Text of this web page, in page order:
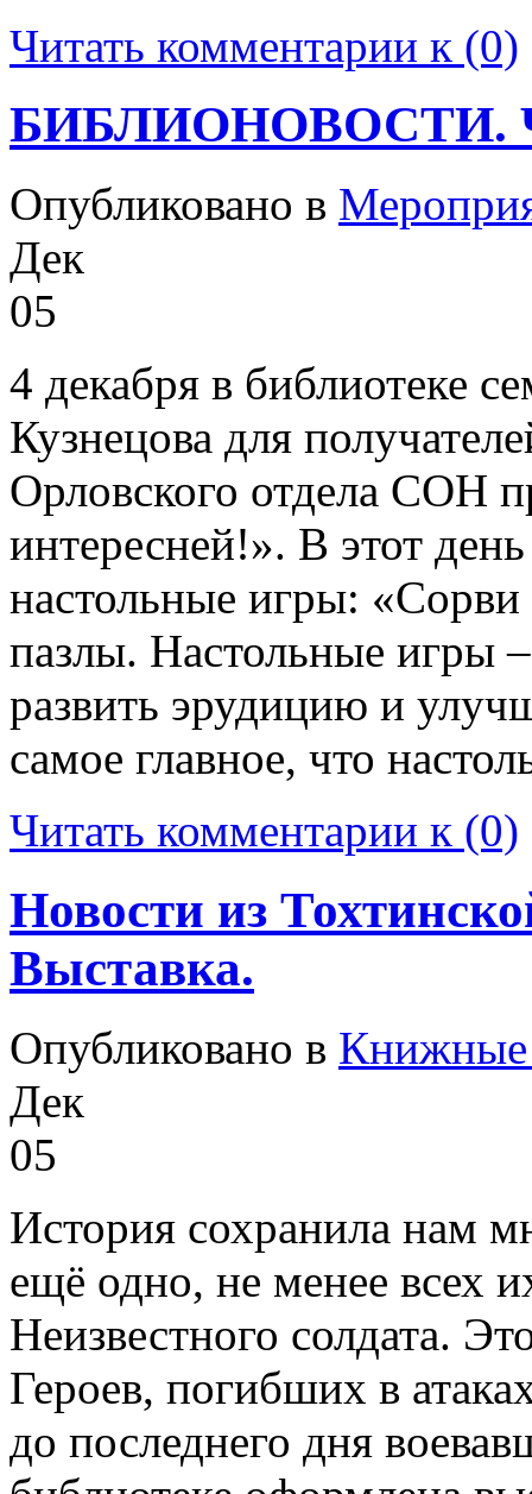
Читать комментарии к (0)
БИБЛИОНОВОСТИ.
Опубликовано в
Дек
05
4 декабря в библиотеке
Кузнецова для
Орловского отдела СОН
интересней!». В этот
настольные игры:
пазлы. Настольные игры
развить эрудицию и
самое главное, что
Читать комментарии к (0)
Новости из
Выставка.
Опубликовано в Книжные
Дек
05
История сохранила нам
ещё одно, не менее всех
Неизвестного солдата.
Героев, погибших в
до последнего дня